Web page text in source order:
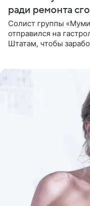
ради ремонта
Солист группы
отправился на
Штатам, чтобы